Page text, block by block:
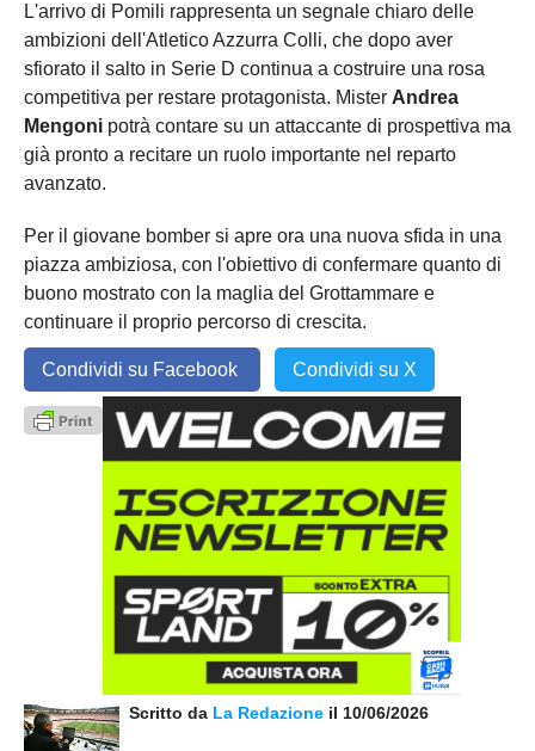
L'arrivo di Pomili rappresenta un segnale chiaro delle
ambizioni dell'Atletico Azzurra Colli, che dopo aver
sfiorato il salto in Serie D continua a costruire una rosa
competitiva per restare protagonista. Mister Andrea
Mengoni potrà contare su un attaccante di prospettiva ma
già pronto a recitare un ruolo importante nel reparto
avanzato.
Per il giovane bomber si apre ora una nuova sfida in una
piazza ambiziosa, con l'obiettivo di confermare quanto di
buono mostrato con la maglia del Grottammare e
continuare il proprio percorso di crescita.
Condividi su Facebook Condividi su X
Scritto da La Redazione il 10/06/2026